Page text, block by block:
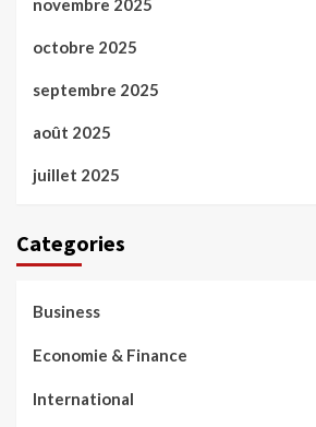
novembre 2025
octobre 2025
septembre 2025
août 2025
juillet 2025
Categories
Business
Economie & Finance
International